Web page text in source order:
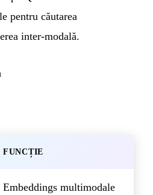
pentru căutarea
inter-modală.
FUNCȚIE
Embeddings multimodale